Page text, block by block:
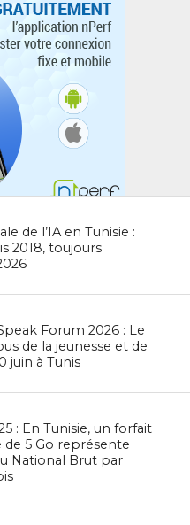
de l’IA en Tunisie :
2018, toujours
Forum 2026 : Le
de la jeunesse et de
juin à Tunis
: En Tunisie, un forfait
5 Go représente
National Brut par